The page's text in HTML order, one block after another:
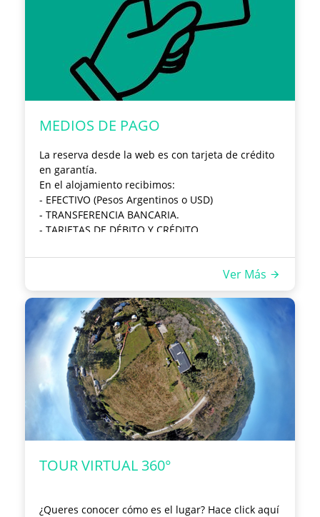
MEDIOS DE PAGO
La reserva desde la web es con tarjeta de crédito
en garantía.
En el alojamiento recibimos:
- EFECTIVO (Pesos Argentinos o USD)
- TRANSFERENCIA BANCARIA.
- TARJETAS DE DÉBITO Y CRÉDITO
Argentinos (salvo que se especifique).
Ver Más
TOUR VIRTUAL 360°
¿Queres conocer cómo es el lugar? Hace click aquí